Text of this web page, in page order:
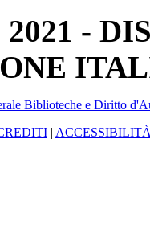
2021 -
Biblioteche e Diritto
|